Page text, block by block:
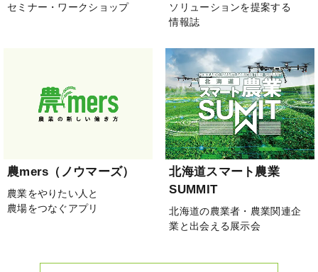
セミナー・ワークショップ
ソリューションを提案する
情報誌
農mers（ノウマーズ）
農業をやりたい人と
農場をつなぐアプリ
北海道スマート農業
SUMMIT
北海道の農業者・農業関連企
業と出会える展示会